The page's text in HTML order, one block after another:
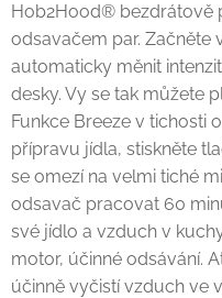
Hob2Hood® bezdrátově
odsavačem par. Začněte
automaticky měnit
desky. Vy se tak můžete
Funkce Breeze v tichosti
přípravu jídla, stiskněte
se omezí na velmi tiché
odsavač pracovat 60
své jídlo a vzduch v
motor, účinné odsávání.
účinně vyčistí vzduch ve